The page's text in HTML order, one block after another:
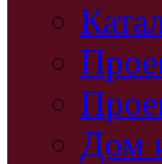
Дом